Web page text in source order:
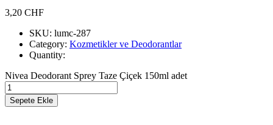
3,20 CHF
SKU: lumc-287
Category: Kozmetikler ve Deodorantlar
Quantity:
Nivea Deodorant Sprey Taze Çiçek 150ml adet
Sepete Ekle